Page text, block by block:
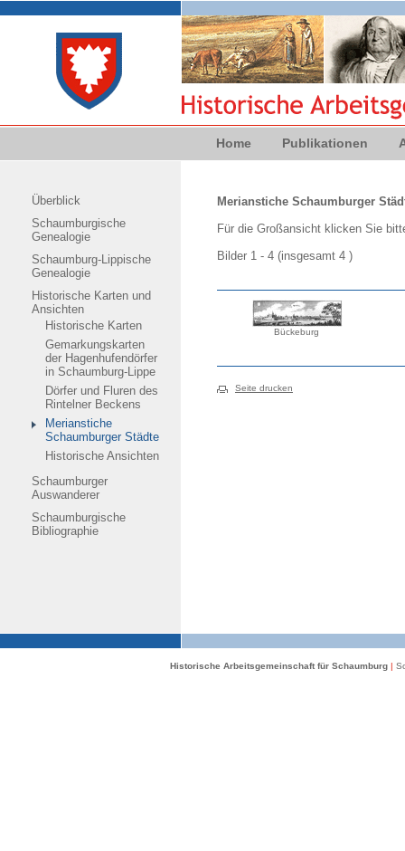
Home Publikationen
Überblick
Schaumburgische
Genealogie
Schaumburg-Lippische
Genealogie
Historische Karten und
Ansichten
Historische Karten
Gemarkungskarten
der Hagenhufendörfer
in Schaumburg-Lippe
Dörfer und Fluren des
Rintelner Beckens
Merianstiche
Schaumburger Städte
Historische Ansichten
Schaumburger
Auswanderer
Schaumburgische
Bibliographie
Merianstiche Schaumburger
Für die Großansicht klicken Sie
Bilder 1 - 4 (insgesamt 4 )
Bückeburg
Seite drucken
Historische Arbeitsgemeinschaft für Schaumburg |